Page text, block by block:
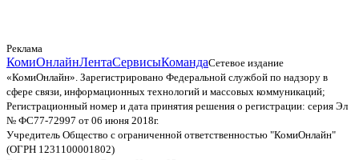
Реклама
КомиОнлайнЛентаСервисыКомандаСетевое издание
«КомиОнлайн». Зарегистрировано Федеральной службой по надзору в
сфере связи, информационных технологий и массовых коммуникаций;
Регистрационный номер и дата принятия решения о регистрации: серия Эл
№ ФС77-72997 от 06 июня 2018г.
Учредитель Общество с ограниченной ответственностью "КомиОнлайн"
(ОГРН 1231100001802)